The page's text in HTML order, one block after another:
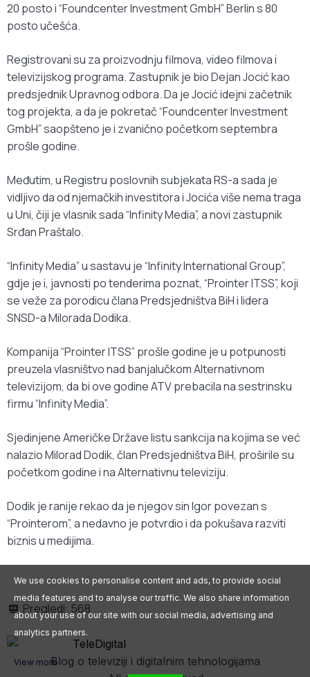
20 posto i “Foundcenter Investment GmbH” Berlin s 80
posto učešća.
Registrovani su za proizvodnju filmova, video filmova i
televizijskog programa. Zastupnik je bio Dejan Jocić kao
predsjednik Upravnog odbora. Da je Jocić idejni začetnik
tog projekta, a da je pokretač “Foundcenter Investment
GmbH” saopšteno je i zvanično početkom septembra
prošle godine.
Međutim, u Registru poslovnih subjekata RS-a sada je
vidljivo da od njemačkih investitora i Jocića više nema traga
u Uni, čiji je vlasnik sada “Infinity Media”, a novi zastupnik
Srđan Praštalo.
“Infinity Media” u sastavu je “Infinity International Group”,
gdje je i, javnosti po tenderima poznat, “Prointer ITSS”, koji
se veže za porodicu člana Predsjedništva BiH i lidera
SNSD-a Milorada Dodika.
Kompanija “Prointer ITSS” prošle godine je u potpunosti
preuzela vlasništvo nad banjalučkom Alternativnom
televizijom, da bi ove godine ATV prebacila na sestrinsku
firmu “Infinity Media”.
Sjedinjene Američke Države listu sankcija na kojima se već
nalazio Milorad Dodik, član Predsjedništva BiH, proširile su
početkom godine i na Alternativnu televiziju.
Dodik je ranije rekao da je njegov sin Igor povezan s
“Prointerom”, a nedavno je potvrdio i da pokušava razviti
biznis u medijima.
Pregledi: 568
Blog o televiziji i digitalnim tehnologijama
We use cookies to personalise content and ads, to provide social
media features and to analyse our traffic. We also share information
about your use of our site with our social media, advertising and
analytics partners.
View more